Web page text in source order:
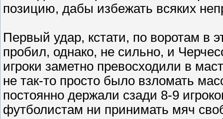
позицию, дабы избежать всяких
Первый удар, кстати, по воротам в
пробил, однако, не сильно, и
игроки заметно превосходили в
не так-то просто было взломать
постоянно держали сзади 8-9
футболистам ни принимать мяч